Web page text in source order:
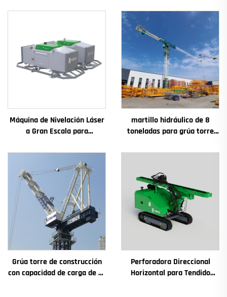
Máquina de Nivelación Láser
a Gran Escala para
Motor Vibrador Incluye
Componentes Principales
martillo hidráulico de 8
toneladas para grúa torre
competitivo
Grúa torre de construcción
con capacidad de carga de 4t
Perforadora Direccional
Horizontal para Tendido